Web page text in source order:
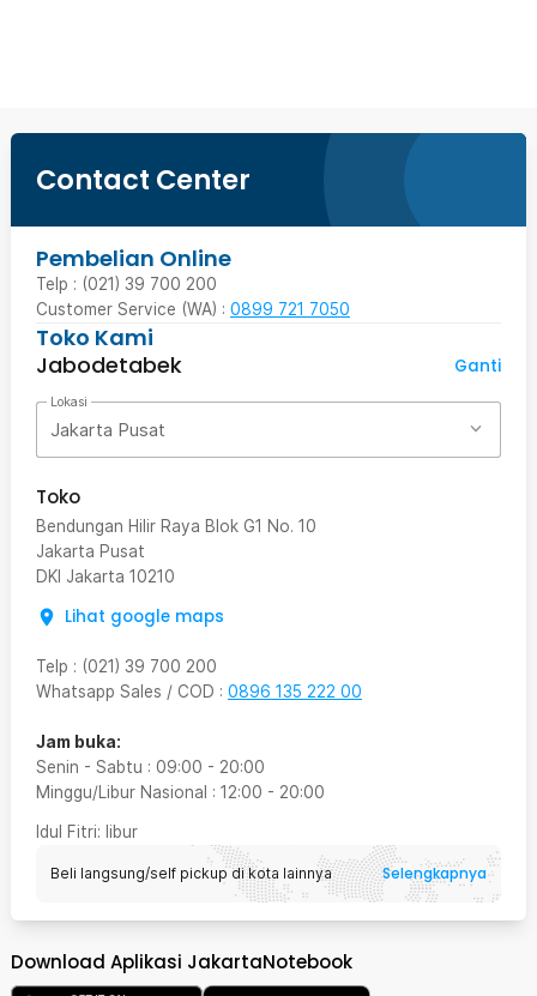
Contact Center
Pembelian Online
Telp : (021) 39 700 200
Customer Service (WA) : 0899 721 7050
Toko Kami
Jabodetabek
Ganti
Lokasi
Jakarta Pusat
Toko
Bendungan Hilir Raya Blok G1 No. 10
Jakarta Pusat
DKI Jakarta 10210
Lihat google maps
Telp : (021) 39 700 200
Whatsapp Sales / COD : 0896 135 222 00
Jam buka:
Senin - Sabtu : 09:00 - 20:00
Minggu/Libur Nasional : 12:00 - 20:00
Idul Fitri: libur
Beli langsung/self pickup di kota lainnya Selengkapnya
Download Aplikasi JakartaNotebook